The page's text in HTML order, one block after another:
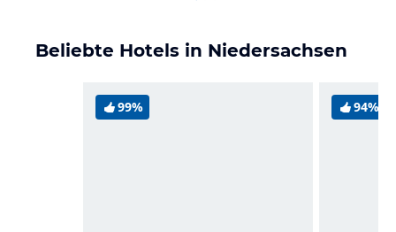
Beliebte Hotels in Niedersachsen
99% 94%